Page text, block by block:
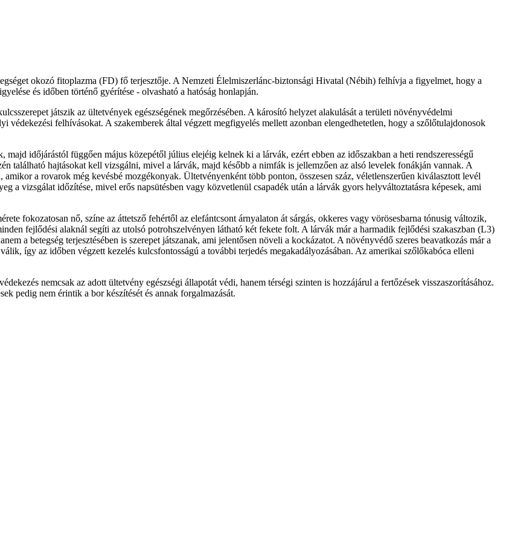
okozó fitoplazma (FD) fő terjesztője. A Nemzeti Élelmiszerlánc-biztonsági Hivatal (Nébih) felhívja a figyelmet, hogy a
és időben történő gyérítése - olvasható a hatóság honlapján.
játszik az ültetvények egészségének megőrzésében. A károsító helyzet alakulását a területi növényvédelmi
felhívásokat. A szakemberek által végzett megfigyelés mellett azonban elengedhetetlen, hogy a szőlőtulajdonosok
időjárástól függően május közepétől július elejéig kelnek ki a lárvák, ezért ebben az időszakban a heti rendszerességű
található hajtásokat kell vizsgálni, mivel a lárvák, majd később a nimfák is jellemzően az alsó levelek fonákján vannak. A
a rovarok még kevésbé mozgékonyak. Ültetvényenként több ponton, összesen száz, véletlenszerűen kiválasztott levél
a vizsgálat időzítése, mivel erős napsütésben vagy közvetlenül csapadék után a lárvák gyors helyváltoztatásra képesek, ami
fokozatosan nő, színe az áttetsző fehértől az elefántcsont árnyalaton át sárgás, okkeres vagy vörösesbarna tónusig változik,
fejlődési alaknál segíti az utolsó potrohszelvényen látható két fekete folt. A lárvák már a harmadik fejlődési szakaszban (L3)
a betegség terjesztésében is szerepet játszanak, ami jelentősen növeli a kockázatot. A növényvédő szeres beavatkozás már a
így az időben végzett kezelés kulcsfontosságú a további terjedés megakadályozásában. Az amerikai szőlőkabóca elleni
nemcsak az adott ültetvény egészségi állapotát védi, hanem térségi szinten is hozzájárul a fertőzések visszaszorításához.
pedig nem érintik a bor készítését és annak forgalmazását.